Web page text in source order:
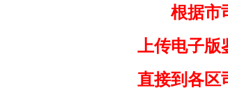
根据市
上传电子版
直接到各区